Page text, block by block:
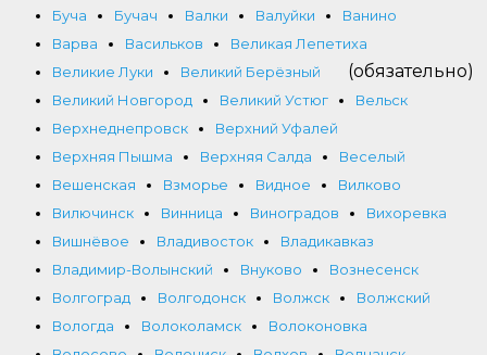
Буча
Бучач Валки Валуйки
Ванино
Варва
Васильков
Великая Лепетиха
Великие Луки
Великий Берёзный
Великий Новгород
Великий Устюг
Вельск
Верхнеднепровск
Верхний Уфалей
Верхняя Пышма
Верхняя Салда
Веселый
Вешенская
Взморье Видное
Вилково
Вилючинск
Винница Виноградов
Вихоревка
Вишнёвое
Владивосток
Владикавказ
Владимир-Волынский
Внуково
Вознесенск
Волгоград
Волгодонск Волжск
Волжский
Вологда
Волоколамск
Волоконовка
(обязательно)